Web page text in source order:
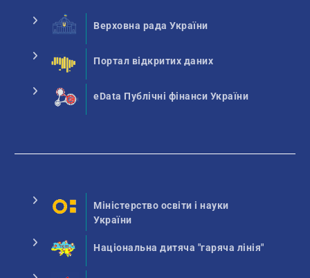
Верховна рада України
Портал відкритих даних
eData Публічні фінанси України
Міністерство освіти і науки
України
Національна дитяча "гаряча лінія"